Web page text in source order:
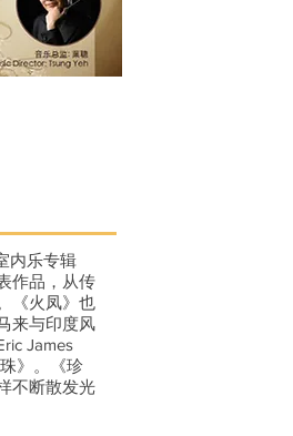
内乐专辑
作品，从传
《火凤》也
来与印度风
James
》。《珍
不断散发光